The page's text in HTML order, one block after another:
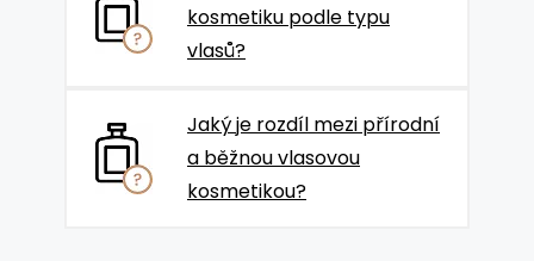
kosmetiku podle typu
vlasů?
Jaký je rozdíl mezi přírodní
a běžnou vlasovou
kosmetikou?